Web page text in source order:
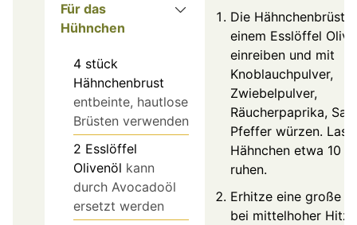
Für das
Hühnchen
4 stück
Hähnchenbrust
entbeinte, hautlose
Brüsten verwenden
2 Esslöffel
Olivenöl kann
durch Avocadoöl
ersetzt werden
Die Hähnchenbrüste
einem Esslöffel
einreiben und mit
Knoblauchpulver,
Zwiebelpulver,
Räucherpaprika,
Pfeffer würzen. Lass
Hähnchen etwa 10
ruhen.
Erhitze eine große
bei mittelhoher